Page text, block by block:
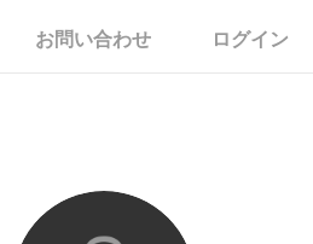
ログイン
お問い合わせ